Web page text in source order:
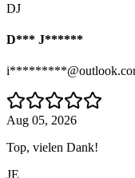
DJ
D*** J******
Aug 05, 2026
Top, vielen Dank!
JE